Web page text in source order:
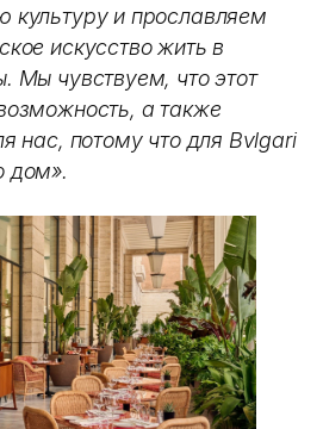
культуру и прославляем
искусство жить в
Мы чувствуем, что этот
а также
нас, потому что для Bvlgari
дом».